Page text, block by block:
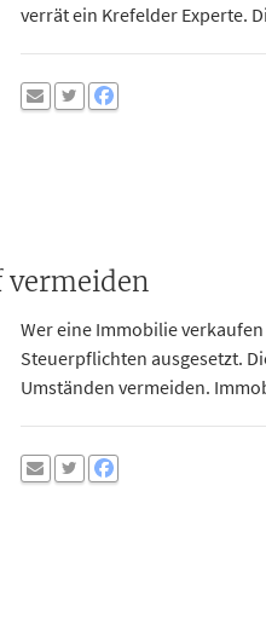
verrät ein Krefelder Experte.
vermeiden
Wer eine Immobilie
Steuerpflichten ausgesetzt.
Umständen vermeiden.